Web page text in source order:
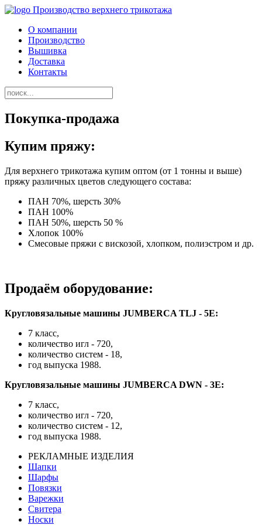
Производство верхнего трикотажа
О компании
Производство
Вышивка
Доставка
Контакты
Покупка-продажа
Купим пряжу:
Для верхнего трикотажа купим оптом (от 1 тонны и выше)
пряжу различных цветов следующего состава:
ПАН 70%, шерсть 30%
ПАН 100%
ПАН 50%, шерсть 50 %
Хлопок 100%
Смесовые пряжи с вискозой, хлопком, полиэстром и др.
Продаём оборудование:
Кругловязальные машины JUMBERCA TLJ - 5E:
7 класс,
количество игл - 720,
количество систем - 18,
год выпуска 1988.
Кругловязальные машины JUMBERCA DWN - 3E:
7 класс,
количество игл - 720,
количество систем - 12,
год выпуска 1988.
РЕКЛАМНЫЕ ИЗДЕЛИЯ
Шапки
Шарфы
Повязки
Варежки
Свитера
Носки